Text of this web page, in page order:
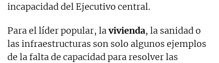
incapacidad del Ejecutivo central.
Para el líder popular, lavivienda, la sanidad o
las infraestructuras son solo algunos ejemplos
de la falta de capacidad para resolver las